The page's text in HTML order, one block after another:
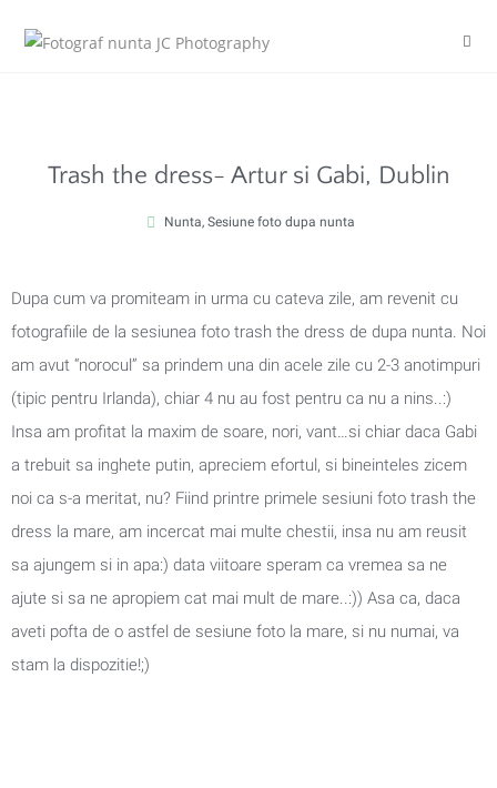
Trash the dress- Artur si Gabi, Dublin
Nunta, Sesiune foto dupa nunta
Dupa cum va promiteam in urma cu cateva zile, am revenit cu
fotografiile de la sesiunea foto trash the dress de dupa nunta. Noi
am avut “norocul” sa prindem una din acele zile cu 2-3 anotimpuri
(tipic pentru Irlanda), chiar 4 nu au fost pentru ca nu a nins..:)
Insa am profitat la maxim de soare, nori, vant…si chiar daca Gabi
a trebuit sa inghete putin, apreciem efortul, si bineinteles zicem
noi ca s-a meritat, nu? Fiind printre primele sesiuni foto trash the
dress la mare, am incercat mai multe chestii, insa nu am reusit
sa ajungem si in apa:) data viitoare speram ca vremea sa ne
ajute si sa ne apropiem cat mai mult de mare..:)) Asa ca, daca
aveti pofta de o astfel de sesiune foto la mare, si nu numai, va
stam la dispozitie!;)